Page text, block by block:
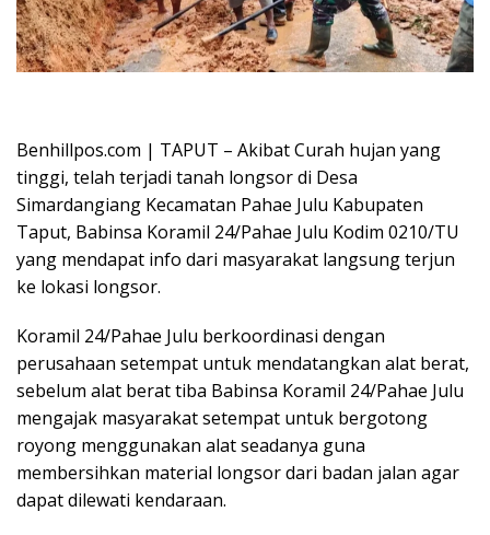
Benhillpos.com | TAPUT – Akibat Curah hujan yang
tinggi, telah terjadi tanah longsor di Desa
Simardangiang Kecamatan Pahae Julu Kabupaten
Taput, Babinsa Koramil 24/Pahae Julu Kodim 0210/TU
yang mendapat info dari masyarakat langsung terjun
ke lokasi longsor.
Koramil 24/Pahae Julu berkoordinasi dengan
perusahaan setempat untuk mendatangkan alat berat,
sebelum alat berat tiba Babinsa Koramil 24/Pahae Julu
mengajak masyarakat setempat untuk bergotong
royong menggunakan alat seadanya guna
membersihkan material longsor dari badan jalan agar
dapat dilewati kendaraan.